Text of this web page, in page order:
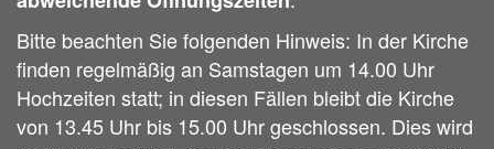
Bitte beachten Sie folgenden Hinweis: In der Kirche
finden regelmäßig an Samstagen um 14.00 Uhr
Hochzeiten statt; in diesen Fällen bleibt die Kirche
von 13.45 Uhr bis 15.00 Uhr geschlossen. Dies wird